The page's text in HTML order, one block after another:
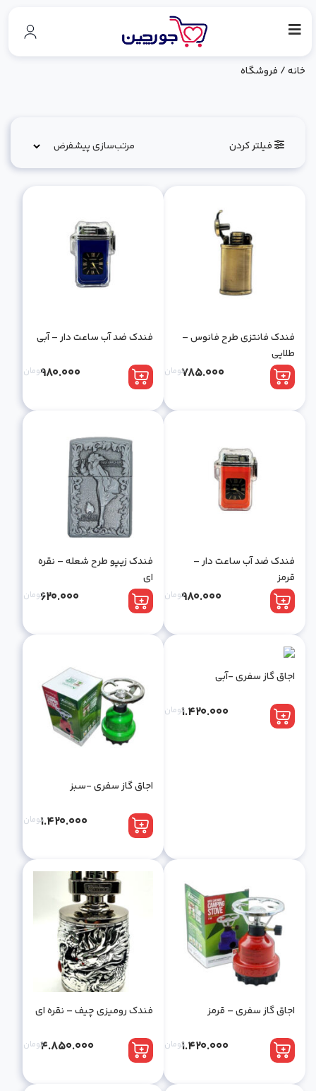
خانه/ فروشگاه
فیلتر کردن
فندک فانتزی طرح فانوس –
طلایی
تومان785.000
فندک ضد آب ساعت دار – آبی
تومان980.000
فندک ضد آب ساعت دار –
قرمز
تومان980.000
فندک زیپو طرح شعله – نقره
ای
تومان620.000
اجاق گاز سفری -آبی
تومان1.420.000
اجاق گاز سفری -سبز
تومان1.420.000
اجاق گاز سفری – قرمز
تومان1.420.000
فندک رومیزی چیف – نقره ای
تومان4.850.000